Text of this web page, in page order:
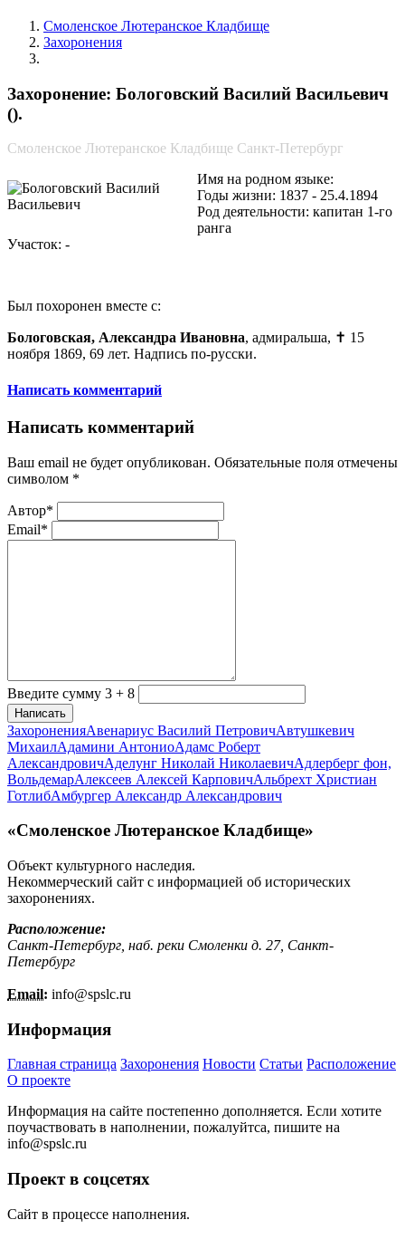
Смоленское Лютеранское Кладбище
Захоронения
Захоронение: Бологовский Василий Васильевич
().
Смоленское Лютеранское Кладбище Санкт-Петербург
Имя на родном языке:
Годы жизни: 1837 - 25.4.1894
Род деятельности: капитан 1-го
ранга
Участок: -
Был похоронен вместе с:
Бологовская, Александра Ивановна, адмиральша, ✝ 15
ноября 1869, 69 лет. Надпись по-русски.
Написать комментарий
Написать комментарий
Ваш email не будет опубликован. Обязательные поля отмечены
символом *
Автор*
Email*
Введите сумму 3 + 8
Написать
ЗахороненияАвенариус Василий ПетровичАвтушкевич
МихаилАдамини АнтониоАдамс Роберт
АлександровичАделунг Николай НиколаевичАдлерберг фон,
ВольдемарАлексеев Алексей КарповичАльбрехт Христиан
ГотлибАмбургер Александр Александрович
«Смоленское Лютеранское Кладбище»
Объект культурного наследия.
Некоммерческий сайт с информацией об исторических
захоронениях.
Расположение:
Санкт-Петербург, наб. реки Смоленки д. 27, Санкт-
Петербург
Email: info@spslc.ru
Информация
Главная страница Захоронения Новости Статьи Расположение
О проекте
Информация на сайте постепенно дополняется. Если хотите
поучаствовать в наполнении, пожалуйтса, пишите на
info@spslc.ru
Проект в соцсетях
Сайт в процессе наполнения.